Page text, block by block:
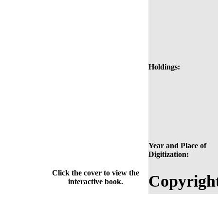
Holdings:
Year and Place of
Digitization:
Click the cover to view the
interactive book.